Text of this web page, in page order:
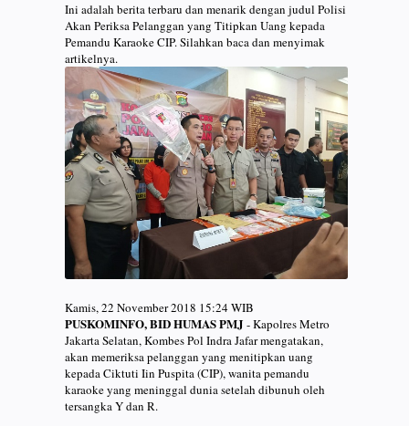
Ini adalah berita terbaru dan menarik dengan judul Polisi
Akan Periksa Pelanggan yang Titipkan Uang kepada
Pemandu Karaoke CIP. Silahkan baca dan menyimak
artikelnya.
Kamis, 22 November 2018 15:24 WIB
PUSKOMINFO, BID HUMAS PMJ - Kapolres Metro
Jakarta Selatan, Kombes Pol Indra Jafar mengatakan,
akan memeriksa pelanggan yang menitipkan uang
kepada Ciktuti Iin Puspita (CIP), wanita pemandu
karaoke yang meninggal dunia setelah dibunuh oleh
tersangka Y dan R.